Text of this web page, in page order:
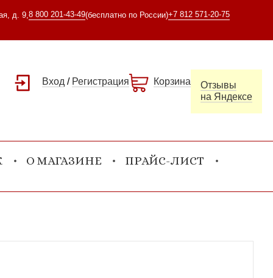
д. 9, 8 800 201-43-49(бесплатно по России)+7 812 571-20-75
Вход / Регистрация Корзина
Отзывы
на Яндексе
О МАГАЗИНЕ ПРАЙС-ЛИСТ